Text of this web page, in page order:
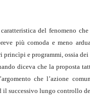
del fenomeno
più comoda e meno
princìpi e programmi, ossia
diceva che la proposta
che l’azione
il successivo lungo controllo